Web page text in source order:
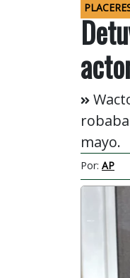
mayo.
Por: AP